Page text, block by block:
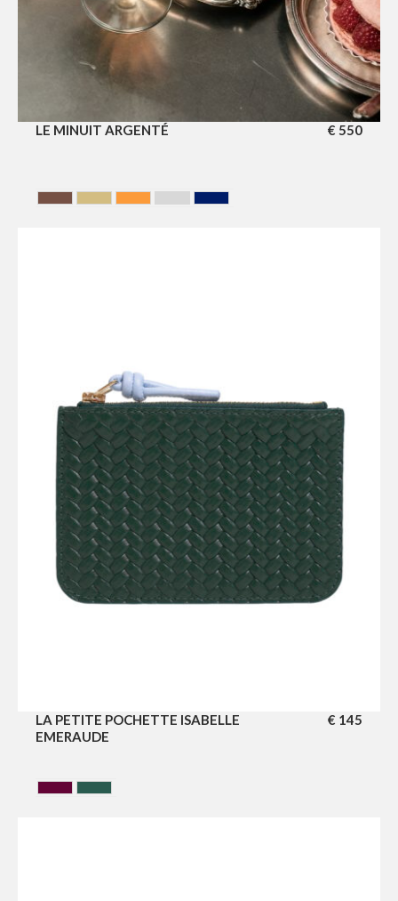
LE MINUIT ARGENTÉ € 550
LA PETITE POCHETTE ISABELLE
EMERAUDE
€ 145